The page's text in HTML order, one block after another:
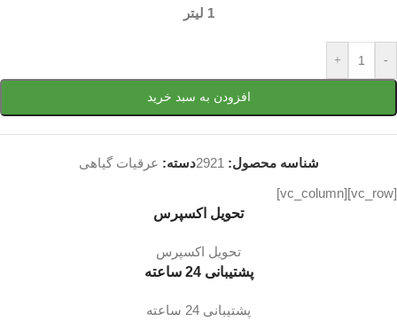
1 لیتر
-
+
افزودن به سبد خرید
شناسه محصول: 2921دسته: عرقیات گیاهی
[vc_row][vc_column]
تحویل اکسپرس
تحویل اکسپرس
پشتیبانی 24 ساعته
پشتیبانی 24 ساعته